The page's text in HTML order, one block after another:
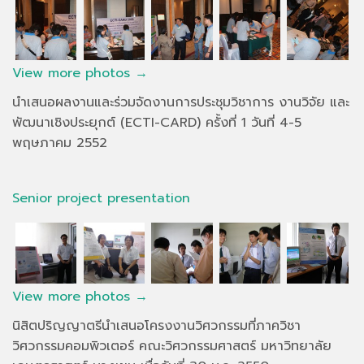
View more photos →
นำเสนอผลงานและร่วมจัดงานการประชุมวิชาการ งานวิจัย และ
พัฒนาเชิงประยุกต์ (ECTI-CARD) ครั้งที่ 1 วันที่ 4-5
พฤษภาคม 2552
Senior project presentation
View more photos →
นิสิตปริญญาตรีนำเสนอโครงงานวิศวกรรมที่ภาควิชา
วิศวกรรมคอมพิวเตอร์ คณะวิศวกรรมศาสตร์ มหาวิทยาลัย